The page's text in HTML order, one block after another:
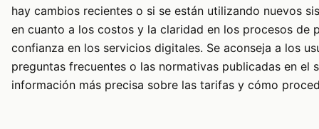
hay cambios recientes o si se están utilizando nuevos
en cuanto a los costos y la claridad en los procesos de
confianza en los servicios digitales. Se aconseja a los
preguntas frecuentes o las normativas publicadas en el
información más precisa sobre las tarifas y cómo